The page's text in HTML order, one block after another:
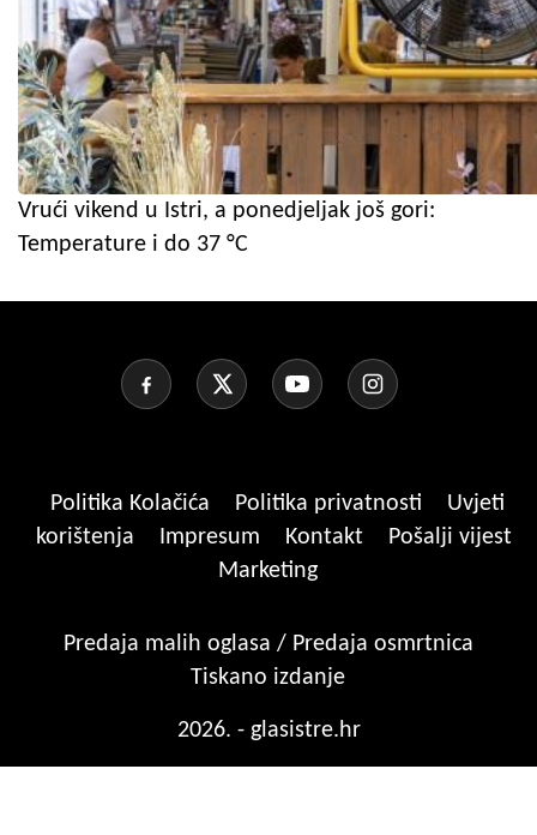
Vrući vikend u Istri, a ponedjeljak još gori:
Temperature i do 37 °C
Politika Kolačića Politika privatnosti
Uvjeti
korištenja
Impresum Kontakt
Pošalji vijest
Marketing
Predaja malih oglasa / Predaja osmrtnica
Tiskano izdanje
2026. - glasistre.hr